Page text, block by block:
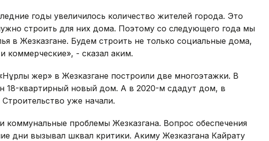
годы увеличилось количество жителей города. Это
строить для них дома. Поэтому со следующего года мы
в Жезказгане. Будем строить не только социальные дома,
коммерческие», - сказал аким.
жер» в Жезказгане построили две многоэтажки. В
18-квартирный новый дом. А в 2020-м сдадут дом, в
уже начали.
коммунальные проблемы Жезказгана. Вопрос обеспечения
дни вызывал шквал критики. Акиму Жезказгана Кайрату